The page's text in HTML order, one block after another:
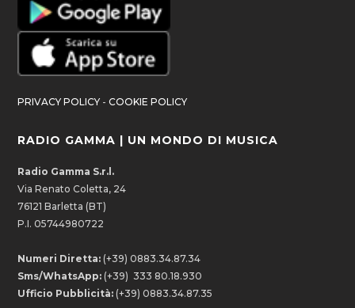
PRIVACY POLICY -COOKIE POLICY
RADIO GAMMA | UN MONDO DI MUSICA
Radio Gamma S.r.l.
Via Renato Coletta, 24
76121 Barletta (BT)
P.I. 05744980722
Numeri Diretta:(+39) 0883.34.87.34
Sms/WhatsApp:(+39) 333 80.18.930
Ufficio Pubblicità:(+39) 0883.34.87.35